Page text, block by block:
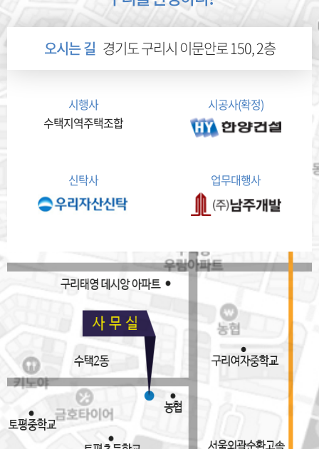
오시는 길 경기도 구리시 이문안로 150, 2층
시행사
수택지역주택조합
시공사(확정)
신탁사 업무대행사